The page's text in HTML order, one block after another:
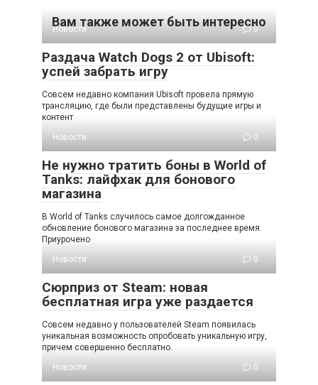
Вам также может быть интересно
Новости 0
Раздача Watch Dogs 2 от Ubisoft:
успей забрать игру
Совсем недавно компания Ubisoft провела прямую
трансляцию, где были представлены будущие игры и
контент
Новости
0
Не нужно тратить боны в World of
Tanks: лайфхак для бонового
магазина
В World of Tanks случилось самое долгожданное
обновление бонового магазина за последнее время.
Приурочено
Новости
0
Сюрприз от Steam: новая
бесплатная игра уже раздается
Совсем недавно у пользователей Steam появилась
уникальная возможность опробовать уникальную игру,
причем совершенно бесплатно.
Новости
0